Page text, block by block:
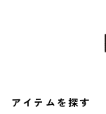
アイテムを探す